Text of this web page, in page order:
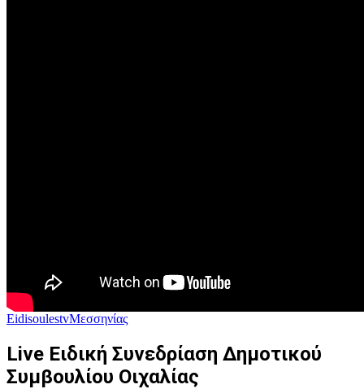
EidisoulestvΜεσσηνίας
Live Ειδική Συνεδρίαση Δημοτικού
Συμβουλίου Οιχαλίας